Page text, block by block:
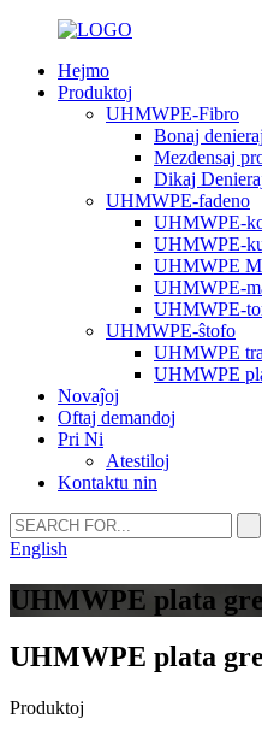
Hejmo
Produktoj
UHMWPE-Fibro
Bonaj
Mezdensaj
Dikaj
UHMWPE-fadeno
UHMWPE-
UHMWPE-
UHMWPE
UHMWPE-
UHMWPE-
UHMWPE-ŝtofo
UHMWPE
UHMWPE
Novaĵoj
Oftaj demandoj
Pri Ni
Atestiloj
Kontaktu nin
English
UHMWPE plata
UHMWPE plata
Produktoj